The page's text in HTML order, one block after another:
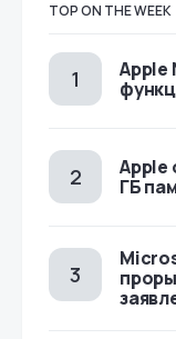
TOP ON THE WEEK
Apple
Apple
ГБ